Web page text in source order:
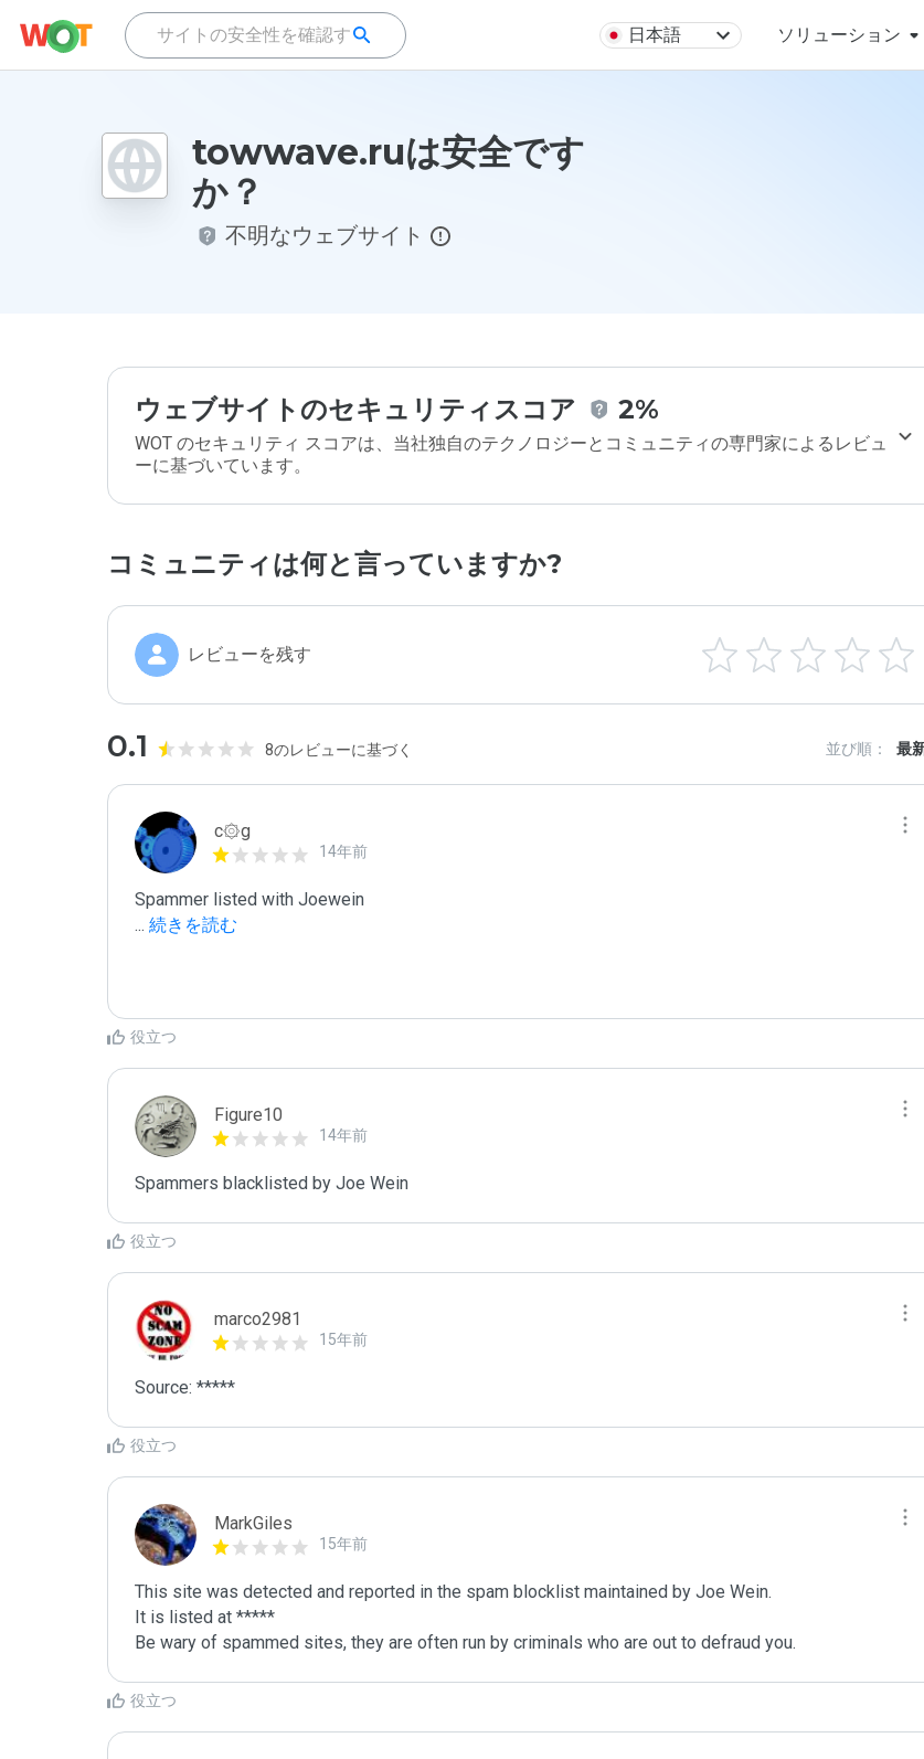
日本語 ソリューション
towwave.ruは安全です
か？
不明なウェブサイト
ウェブサイトのセキュリティスコア 2%
WOT のセキュリティ スコアは、当社独自のテクノロジーとコミュニティの専門家によるレビュ
ーに基づいています。
コミュニティは何と言っていますか?
レビューを残す
0.1 8のレビューに基づく 並び順： 最
c۞g
14年前
... 続きを読む
役立つ
Figure10
14年前
Spammers blacklisted by Joe Wein
役立つ
marco2981
15年前
Source: *****
役立つ
MarkGiles
15年前
This site was detected and reported in the spam blocklist maintained by Joe Wein.
It is listed at *****
Be wary of spammed sites, they are often run by criminals who are out to defraud you.
役立つ